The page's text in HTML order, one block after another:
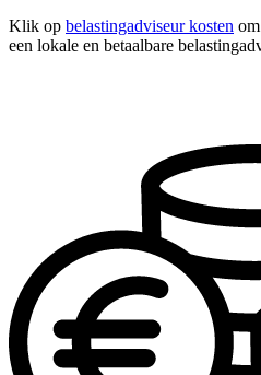
Klik op belastingadviseur kosten
een lokale en betaalbare